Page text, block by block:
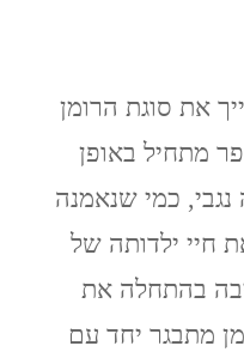
את סוגת הרומן
מתחיל באופן
נגבי, כמי שנאמנה
חיי ילדותה של
בהתחלה את
מתבגר יחד עם